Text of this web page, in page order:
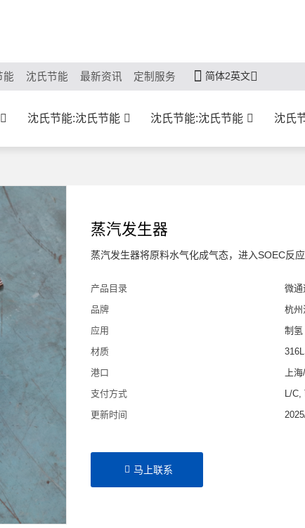
能 沈氏节能 最新资讯 定制服务 简体2英文
沈氏节能:沈氏节能 沈氏节能:沈氏节能 沈氏
蒸汽发生器
蒸汽发生器将原料水气化成气态，进入SOEC反应
产品目录
微通
品牌
杭州
应用
制氢
材质
港口
上
支付方式
L/
更新时间
马上联系